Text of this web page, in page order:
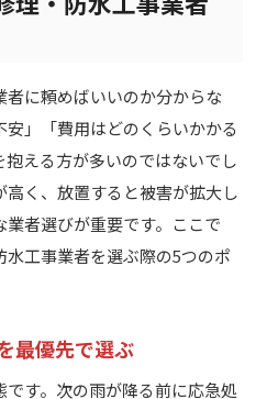
に頼めばいいのか分からな
」「費用はどのくらいかかる
える方が多いのではないでし
く、放置すると被害が拡大し
者選びが重要です。ここで
工事業者を選ぶ際の5つのポ
最優先で選ぶ
す。次の雨が降る前に応急処